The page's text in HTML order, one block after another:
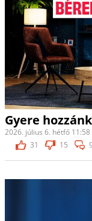
Gyere
2026. július 6. hétfő 11:58
31
15